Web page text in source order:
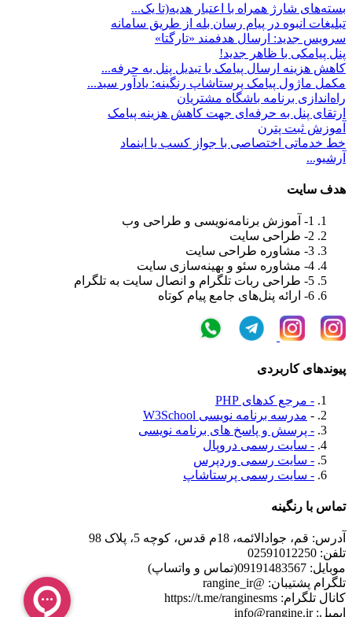
بسته‌های شارژ همراه با اعتبار هدیه(تا یک...
تبلیغات انبوه در پیام رسان بله از طریق سامانه
سرویس جدید: ارسال هدفمند «تارگتا»
پنل پیامکی با ظاهر جدید!
کاهش هزینه ارسال پیامک با تبدیل پنل به حرفه...
مکمل ماژول پیامک پرستاشاپ رنگینه: یادآور سبد...
راه‌اندازی برنامه باشگاه مشتریان
ارتقای پنل به حرفه‌ای جهت کاهش هزینه پیامک
آموزش ثبت پترن
خط خدماتی اختصاصی با جواز کسب یا اینماد
آرشیو...
هدف سايت
1- آموزش برنامه‌نویسی و طراحی وب
2- طراحی سایت
3- مشاوره طراحی سایت
4- مشاوره سئو و بهینه‌سازی سایت
5- طراحی ربات تلگرام و انصال سایت به تلگرام
6- ارائه پنل‌های جامع پیام کوتاه
پیوندهای کاربردی
- مرجع کدهای PHP
- مدرسه برنامه نویسی W3School
- پرسش و پاسخ های برنامه نویسی
- سایت رسمی دروپال
- سایت رسمی وردپرس
- سایت رسمی پرستاشاپ
تماس با رنگینه
آدرس: قم، جوادالائمه، 18م قدس، کوچه 5، پلاک 98
تلفن: 02591012250
موبایل: 09191483567(تماس و واتساپ)
تلگرام پشتیبان: @rangine_ir
کانال تلگرام: https://t.me/ranginesms
ايميل: info@rangine.ir